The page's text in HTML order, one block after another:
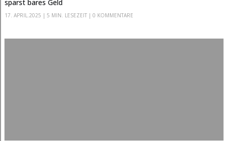
sparst bares Geld
17. APRIL.2025 | 5 MIN. LESEZEIT| 0 KOMMENTARE